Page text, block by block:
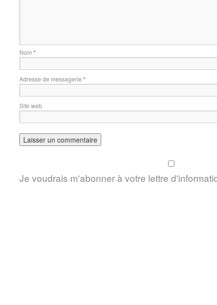
Nom *
Adresse de messagerie *
Site web
Je voudrais m'abonner à votre lettre